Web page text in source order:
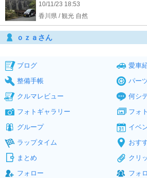
10/11/23 18:53
香川県 / 観光 自然
ｏｚａさん
ブログ
愛車
整備手帳
パー
クルマレビュー
何シ
フォトギャラリー
フォ
グループ
イベ
ラップタイム
おす
まとめ
クリ
フォロー
フォ